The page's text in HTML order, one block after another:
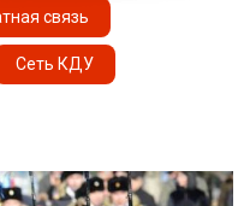
связь
Сеть КДУ